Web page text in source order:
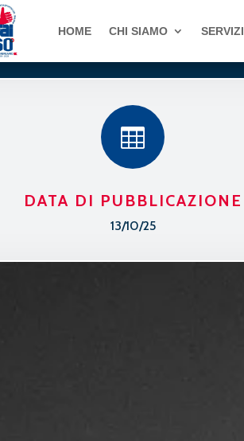
HOME CHI SIAMO SERVIZI

DATA DI PUBBLICAZIONE
13/10/25